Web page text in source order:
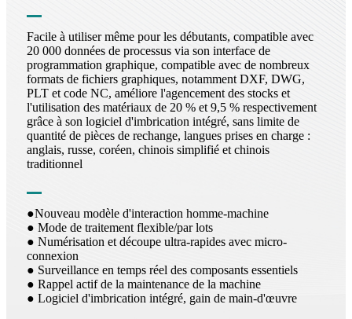
Facile à utiliser même pour les débutants, compatible avec
20 000 données de processus via son interface de
programmation graphique, compatible avec de nombreux
formats de fichiers graphiques, notamment DXF, DWG,
PLT et code NC, améliore l'agencement des stocks et
l'utilisation des matériaux de 20 % et 9,5 % respectivement
grâce à son logiciel d'imbrication intégré, sans limite de
quantité de pièces de rechange, langues prises en charge :
anglais, russe, coréen, chinois simplifié et chinois
traditionnel
●Nouveau modèle d'interaction homme-machine
● Mode de traitement flexible/par lots
● Numérisation et découpe ultra-rapides avec micro-
connexion
● Surveillance en temps réel des composants essentiels
● Rappel actif de la maintenance de la machine
● Logiciel d'imbrication intégré, gain de main-d'œuvre